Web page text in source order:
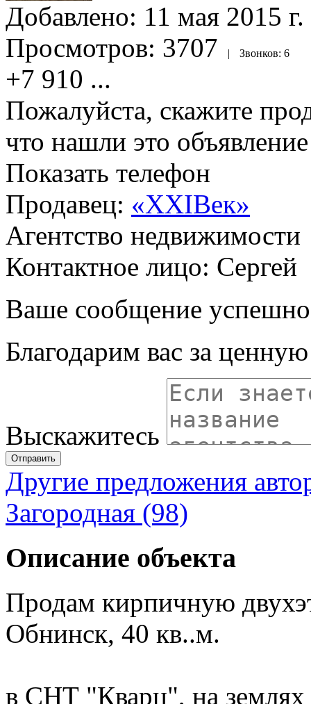
Добавлено: 11 мая 2015 г.
Просмотров: 3707 | Звонков: 6
+7 910 ...
Пожалуйста, скажите
что нашли это
Показать телефон
Продавец: «XXIВек»
Агентство недвижимости
Контактное лицо: Сергей
Ваше сообщение успешно
Благодарим вас за
Выскажитесь
Отправить
Другие предложения
Загородная (98)
Описание объекта
Продам кирпичную
Обнинск, 40 кв..м.
в СНТ "Кварц", на землях